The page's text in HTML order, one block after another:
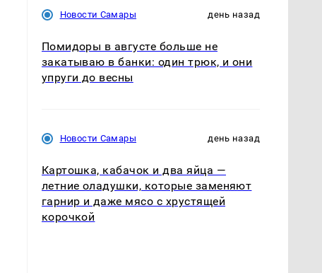
Новости Самары день назад
Помидоры в августе больше не
закатываю в банки: один трюк, и они
упруги до весны
Новости Самары день назад
Картошка, кабачок и два яйца —
летние оладушки, которые заменяют
гарнир и даже мясо с хрустящей
корочкой